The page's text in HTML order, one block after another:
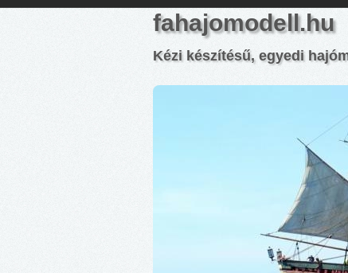
fahajomodell.hu
Kézi készítésű, egyedi